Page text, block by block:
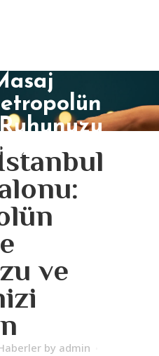
ve
by admin